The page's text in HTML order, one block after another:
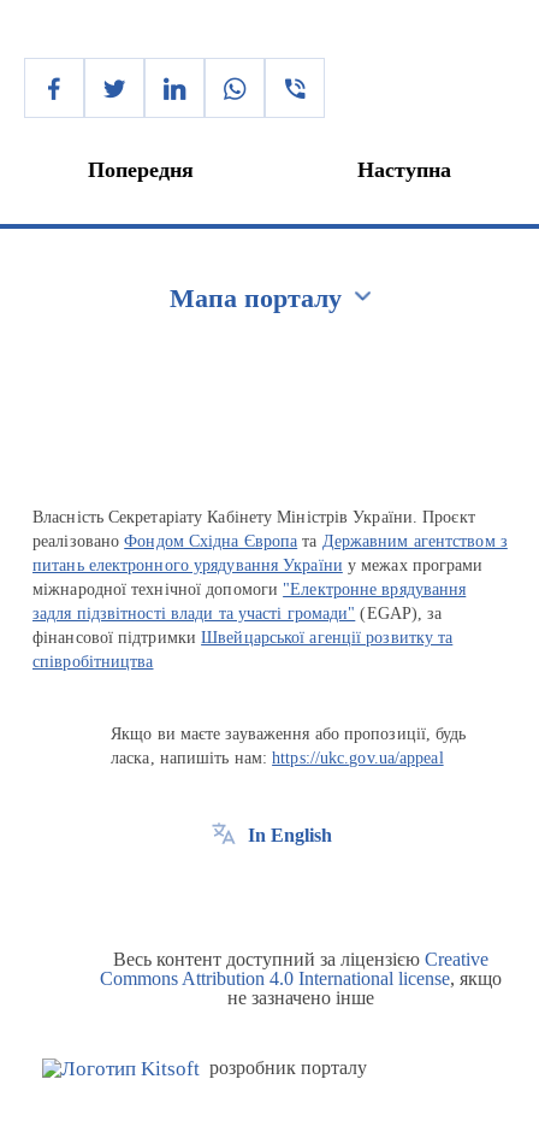
Попередня Наступна
Мапа порталу
Власність Секретаріату Кабінету Міністрів України. Проєкт
реалізованоФондом Східна Європа та Державним агентством з
питань електронного урядування України у межах програми
міжнародної технічної допомоги "Електронне врядування
задля підзвітності влади та участі громади" (EGAP), за
фінансової підтримкиШвейцарської агенції розвитку та
співробітництва
Якщо ви маєте зауваження або пропозиції, будь
ласка, напишіть нам:https://ukc.gov.ua/appeal
In English
Весь контент доступний за ліцензією Creative
Commons Attribution 4.0 International license, якщо
не зазначено інше
розробник порталу